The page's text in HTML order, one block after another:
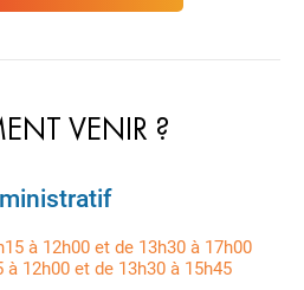
VENIR ?
à 12h00 et de 13h30 à 17h00
à 12h00 et de 13h30 à 15h45